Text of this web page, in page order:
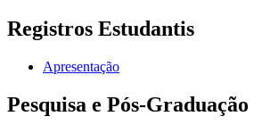
Registros Estudantis
Apresentação
Pesquisa e Pós-Graduação